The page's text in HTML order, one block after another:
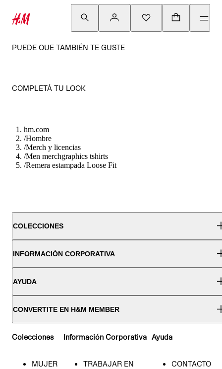
PUEDE QUE TAMBIÉN TE GUSTE
COMPLETÁ TU LOOK
hm.com
/Hombre
/Merch y licencias
/Men merchgraphics tshirts
/Remera estampada Loose Fit
COLECCIONES
INFORMACIÓN CORPORATIVA
AYUDA
CONVERTITE EN H&M MEMBER
Colecciones
MUJER
Información Corporativa
TRABAJAR EN
Ayuda
CONTACTO